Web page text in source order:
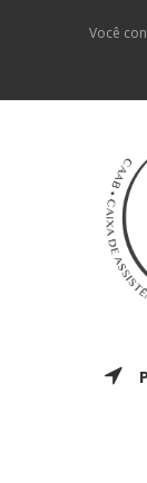
Você